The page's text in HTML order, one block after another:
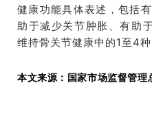
健康功能具体表述，包括
助于减少关节肿胀、有助
维持骨关节健康中的1至4种
本文来源：国家市场监督管理